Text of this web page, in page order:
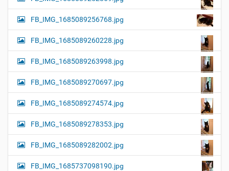
FB_IMG_1685089256768.jpg
FB_IMG_1685089260228.jpg
FB_IMG_1685089263998.jpg
FB_IMG_1685089270697.jpg
FB_IMG_1685089274574.jpg
FB_IMG_1685089278353.jpg
FB_IMG_1685089282002.jpg
FB_IMG_1685737098190.jpg